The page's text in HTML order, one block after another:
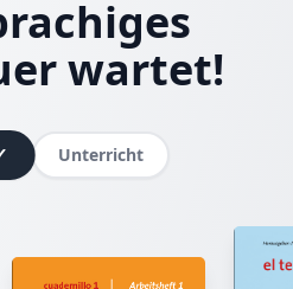
wartet!
Unterricht